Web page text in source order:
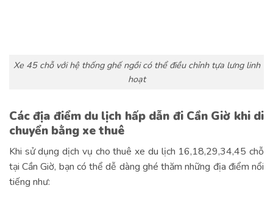
Xe 45 chỗ với hệ thống ghế ngồi có thể điều chỉnh tựa lưng linh
hoạt
Các địa điểm du lịch hấp dẫn đi Cần Giờ khi di
chuyển bằng xe thuê
Khi sử dụng dịch vụ cho thuê xe du lịch 16,18,29,34,45 chỗ
tại Cần Giờ, bạn có thể dễ dàng ghé thăm những địa điểm nổi
tiếng như: